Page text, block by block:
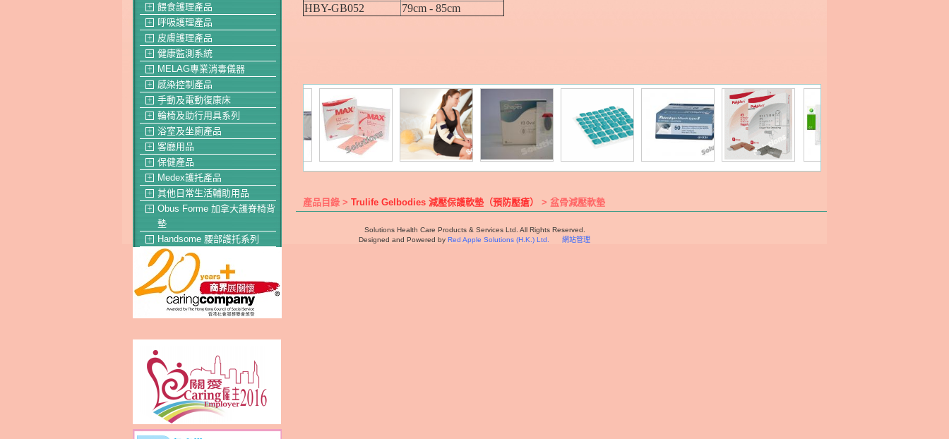
＋ 餵食護理產品
＋ 呼吸護理產品
＋ 皮膚護理產品
＋ 健康監測系統
＋ MELAG專業消毒儀器
＋ 感染控制產品
＋ 手動及電動復康床
＋ 輪椅及助行用具系列
＋ 浴室及坐廁產品
＋ 客廳用品
＋ 保健產品
＋ Medex護托產品
＋ 其他日常生活輔助用品
＋
Obus Forme 加拿大護脊椅背
墊
＋ Handsome 腰部護托系列
HBY-GB052
79cm - 85cm
產品目錄 > Trulife Gelbodies 減壓保護軟墊（預防壓瘡） > 盆骨減壓軟墊
Solutions Health Care Products & Services Ltd. All Rights Reserved.
Designed and Powered by Red Apple Solutions (H.K.) Ltd. 網站管理